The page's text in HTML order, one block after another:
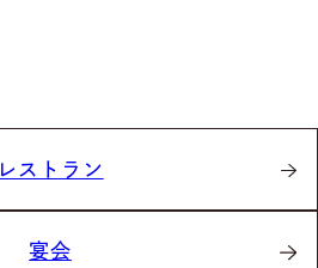
レストラン
宴会